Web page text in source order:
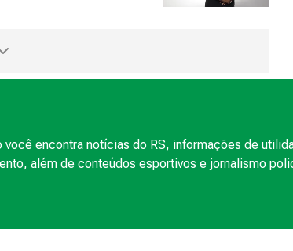
você encontra notícias do RS, informações de
além de conteúdos esportivos e jornalismo